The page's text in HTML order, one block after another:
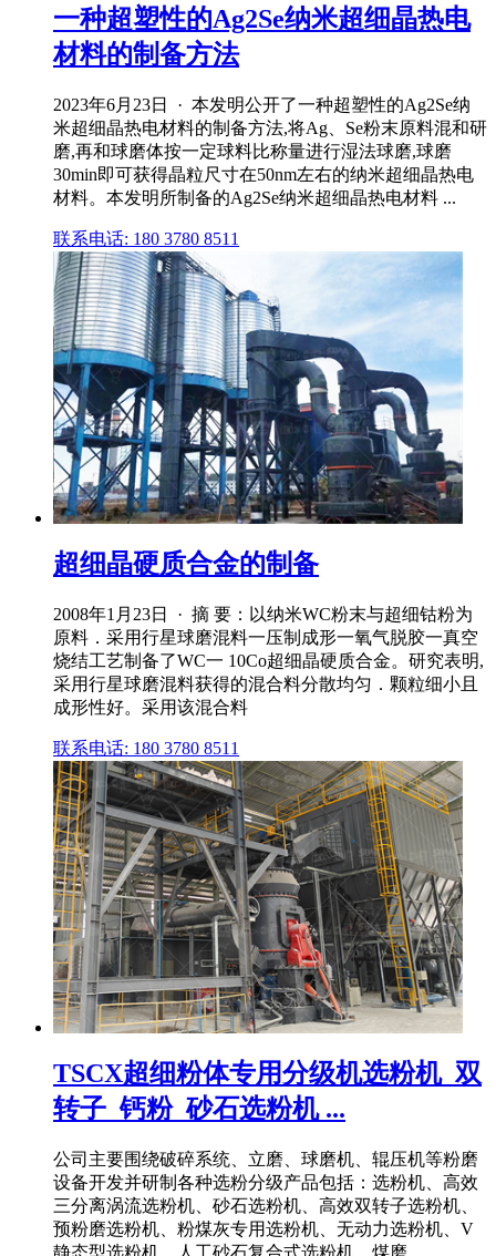
一种超塑性的Ag2Se纳米超细晶热电
材料的制备方法
2023年6月23日 · 本发明公开了一种超塑性的Ag2Se纳
米超细晶热电材料的制备方法,将Ag、Se粉末原料混和研
磨,再和球磨体按一定球料比称量进行湿法球磨,球磨
30min即可获得晶粒尺寸在50nm左右的纳米超细晶热电
材料。本发明所制备的Ag2Se纳米超细晶热电材料 ...
联系电话: 180 3780 8511
超细晶硬质合金的制备
2008年1月23日 · 摘 要：以纳米WC粉末与超细钴粉为
原料．采用行星球磨混料一压制成形一氧气脱胶一真空
烧结工艺制备了WC一 10Co超细晶硬质合金。研究表明,
采用行星球磨混料获得的混合料分散均匀．颗粒细小且
成形性好。采用该混合料
联系电话: 180 3780 8511
TSCX超细粉体专用分级机选粉机_双
转子_钙粉_砂石选粉机 ...
公司主要围绕破碎系统、立磨、球磨机、辊压机等粉磨
设备开发并研制各种选粉分级产品包括：选粉机、高效
三分离涡流选粉机、砂石选粉机、高效双转子选粉机、
预粉磨选粉机、粉煤灰专用选粉机、无动力选粉机、V
静态型选粉机、人工砂石复合式选粉机、煤磨